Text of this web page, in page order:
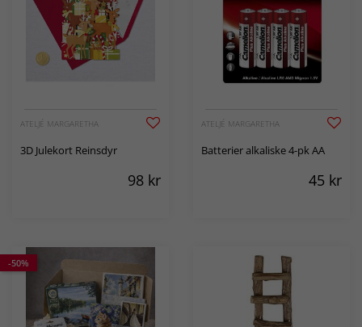
ATELJÉ MARGARETHA
3D Julekort Reinsdyr
98 kr
ATELJÉ MARGARETHA
Batterier alkaliske 4-pk AA
45 kr
-50%